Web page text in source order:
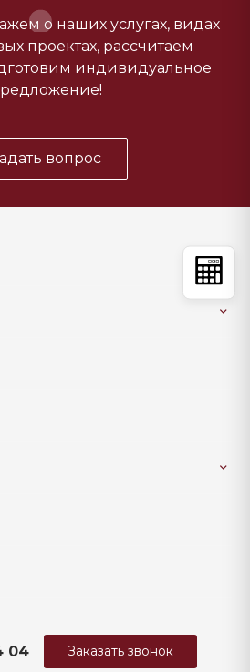
о наших услугах, видах
проектах, рассчитаем
индивидуальное
вопрос
04 Заказать звонок